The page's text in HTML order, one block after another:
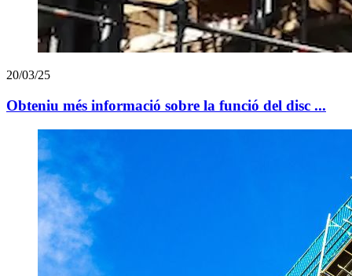
20/03/25
Obteniu més informació sobre la funció del disc ...